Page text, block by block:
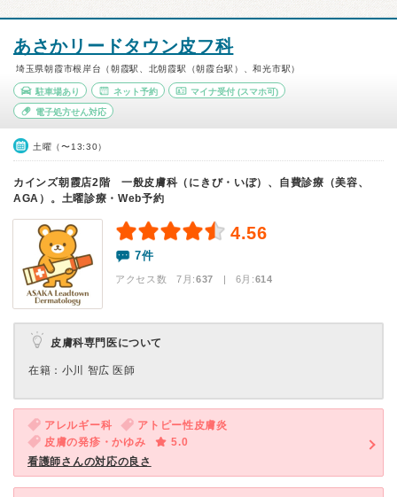
あさかリードタウン皮フ科
埼玉県朝霞市根岸台（朝霞駅、北朝霞駅（朝霞台駅）、和光市駅）
駐車場あり ネット予約 マイナ受付 (スマホ可)
電子処方せん対応
土曜（〜13:30）
カインズ朝霞店2階 一般皮膚科（にきび・いぼ）、自費診療（美容、
AGA）。土曜診療・Web予約
4.56
7件
アクセス数 7月:637 | 6月:614
皮膚科専門医について
在籍：小川 智広 医師
アレルギー科
アトピー性皮膚炎
皮膚の発疹・かゆみ
5.0
看護師さんの対応の良さ